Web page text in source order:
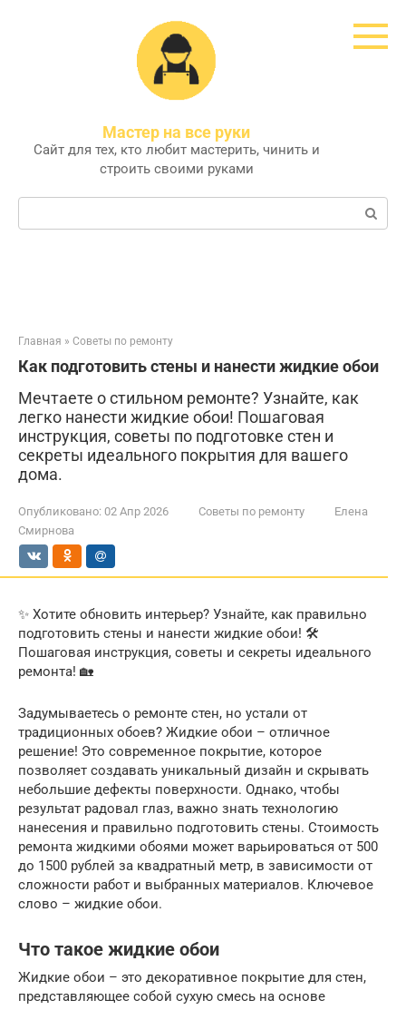
Мастер на все руки
Сайт для тех, кто любит мастерить, чинить и
строить своими руками
Поиск:
Главная » Советы по ремонту
Как подготовить стены и нанести жидкие обои
Мечтаете о стильном ремонте? Узнайте, как
легко нанести жидкие обои! Пошаговая
инструкция, советы по подготовке стен и
секреты идеального покрытия для вашего
дома.
Опубликовано: 02 Апр 2026 Советы по ремонту
Елена
Смирнова
✨ Хотите обновить интерьер? Узнайте, как правильно
подготовить стены и нанести жидкие обои! 🛠️
Пошаговая инструкция, советы и секреты идеального
ремонта! 🏡
Задумываетесь о ремонте стен, но устали от
традиционных обоев? Жидкие обои – отличное
решение! Это современное покрытие, которое
позволяет создавать уникальный дизайн и скрывать
небольшие дефекты поверхности. Однако, чтобы
результат радовал глаз, важно знать технологию
нанесения и правильно подготовить стены. Стоимость
ремонта жидкими обоями может варьироваться от 500
до 1500 рублей за квадратный метр, в зависимости от
сложности работ и выбранных материалов. Ключевое
слово – жидкие обои.
Что такое жидкие обои
Жидкие обои – это декоративное покрытие для стен,
представляющее собой сухую смесь на основе